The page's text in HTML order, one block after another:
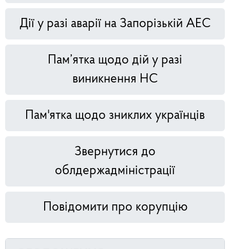
Дії у разі аварії на Запорізькій АЕС
Пам’ятка щодо дій у разі
виникнення НС
Пам'ятка щодо зниклих українців
Звернутися до
облдержадміністрації
Повідомити про корупцію